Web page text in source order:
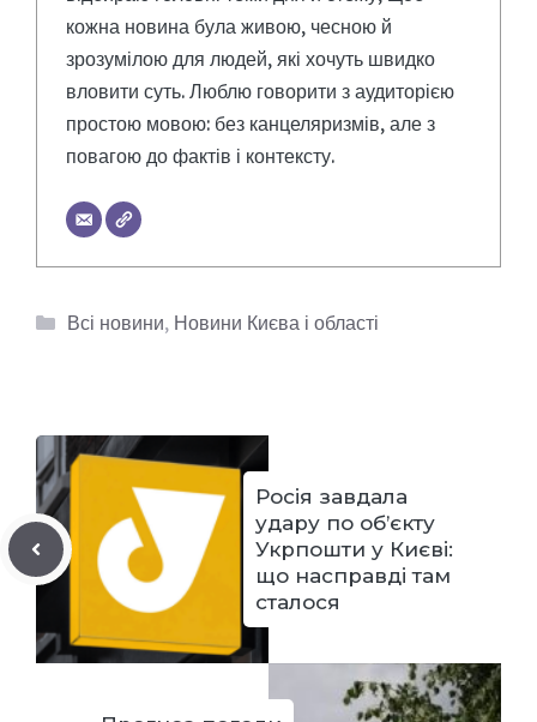
кожна новина була живою, чесною й
зрозумілою для людей, які хочуть швидко
вловити суть. Люблю говорити з аудиторією
простою мовою: без канцеляризмів, але з
повагою до фактів і контексту.
Категорії
Всі новини, Новини Києва і області
Росія завдала
удару по об’єкту
Укрпошти у Києві:
що насправді там
сталося